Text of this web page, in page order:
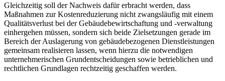
Gleichzeitig soll der Nachweis dafür erbracht werden, dass
Maßnahmen zur Kostenreduzierung nicht zwangsläufig mit einem
Qualitätsverlust bei der Gebäudebewirtschaftung und -verwaltung
einhergehen müssen, sondern sich beide Zielsetzungen gerade im
Bereich der Auslagerung von gebäudebezogenen Dienstleistungen
gemeinsam realisieren lassen, wenn hierzu die notwendigen
unternehmerischen Grundentscheidungen sowie betrieblichen und
rechtlichen Grundlagen rechtzeitig geschaffen werden.